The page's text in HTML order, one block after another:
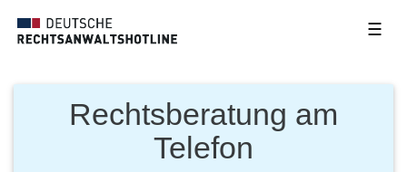
☰
Rechtsberatung am
Telefon